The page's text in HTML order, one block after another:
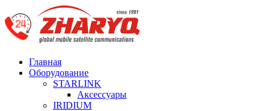
Главная
Оборудование
STARLINK
Аксессуары
IRIDIUM